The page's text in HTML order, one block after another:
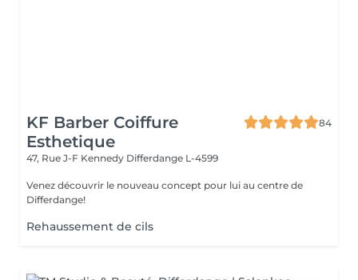
KF Barber Coiffure
Esthetique
84
47, Rue J-F Kennedy Differdange L-4599
Venez découvrir le nouveau concept pour lui au centre de
Differdange!
Rehaussement de cils